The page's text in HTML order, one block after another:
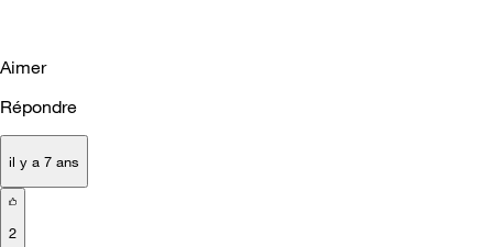
Aimer
Répondre
il y a 7 ans
2